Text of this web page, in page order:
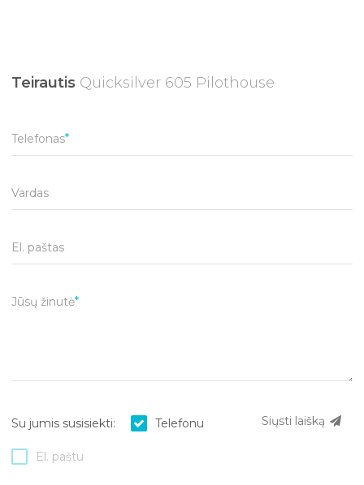
Teirautis Quicksilver 605 Pilothouse
Telefonas
Vardas
El. paštas
Jūsų žinutė
Siųsti laišką
Su jumis susisiekti: Telefonu
El. paštu